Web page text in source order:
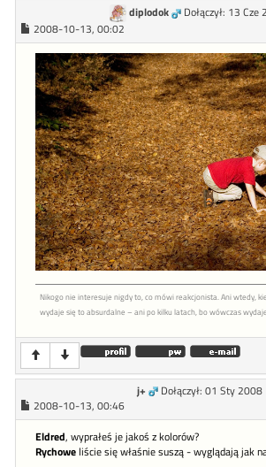
diplodok
Dołączył: 13 Cze
2008-10-13, 00:02
Nikogo nie interesuje nigdy to, co mówi reakcjonista. Ani wtedy,
wydaje się to absurdalne – ani po kilku latach, bo wówczas
j+
Dołączył: 01 Sty 2008
2008-10-13, 00:46
Eldred, wyprałeś je jakoś z kolorów?
Rychowe liście się właśnie suszą - wyglądają jak